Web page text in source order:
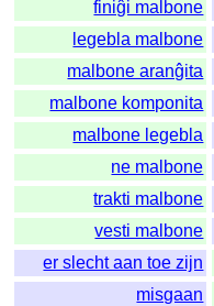
finiĝi malbone
legebla malbone
malbone aranĝita
malbone komponita
malbone legebla
ne malbone
trakti malbone
vesti malbone
er slecht aan toe zijn
misgaan